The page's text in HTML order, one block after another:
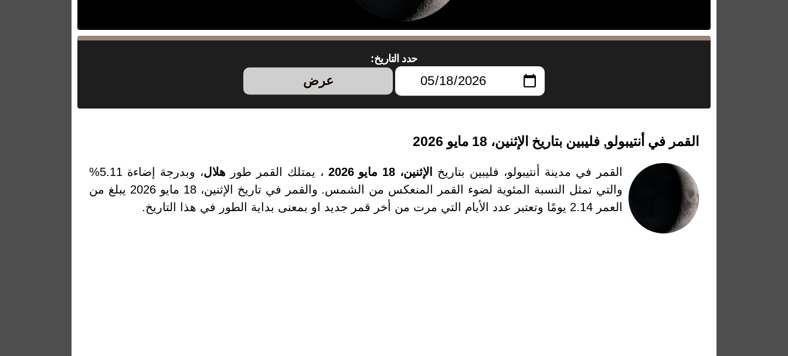
حدد التاريخ:
عرض
القمر في أنتيبولو, فليبين بتاريخ الإثنين، 18 مايو 2026
القمر في مدينة أنتيبولو، فليبين بتاريخ الإثنين، 18 مايو 2026 ، يمتلك القمر طورهلال
، وبدرجة إضاءة 5.11%
والتي تمثل النسبة المئوية لضوء القمر المنعكس من الشمس. والقمر في تاريخ الإثنين، 18 مايو 2026 يبلغ من
العمر 2.14 يومًا وتعتبر عدد الأيام التي مرت من أخر قمر جديد او بمعنى بداية الطور في هذا التاريخ.